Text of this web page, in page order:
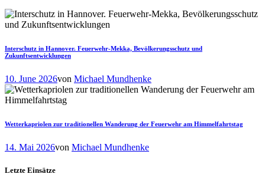
Interschutz in Hannover. Feuerwehr-Mekka, Bevölkerungsschutz und
Zukunftsentwicklungen
10. June 2026von Michael Mundhenke
Wetterkapriolen zur traditionellen Wanderung der Feuerwehr am Himmelfahrtstag
14. Mai 2026von Michael Mundhenke
Letzte Einsätze